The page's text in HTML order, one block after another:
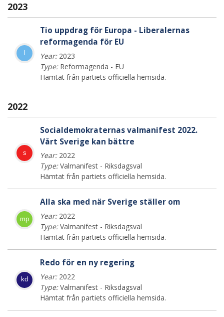
2023
Tio uppdrag för Europa - Liberalernas
reformagenda för EU
Year:2023
Type:Reformagenda - EU
Hämtat från partiets officiella hemsida.
2022
s
Socialdemokraternas valmanifest 2022.
Vårt Sverige kan bättre
Year:2022
Type:Valmanifest - Riksdagsval
Hämtat från partiets officiella hemsida.
mp
Alla ska med när Sverige ställer om
Year:2022
Type:Valmanifest - Riksdagsval
Hämtat från partiets officiella hemsida.
kd
Redo för en ny regering
Year:2022
Type:Valmanifest - Riksdagsval
Hämtat från partiets officiella hemsida.